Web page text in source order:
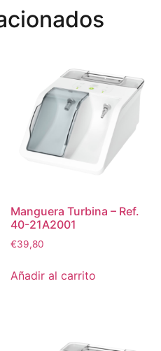
Manguera Turbina – Ref.
40-21A2001
€39,80
Añadir al carrito